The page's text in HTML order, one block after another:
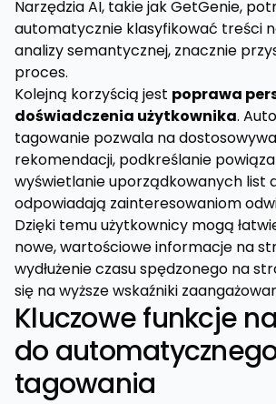
Narzędzia AI, takie jak GetGenie,
automatycznie klasyfikować treści
analizy semantycznej, znacznie
proces.
Kolejną korzyścią jest poprawa
doświadczenia użytkownika.
tagowanie pozwala na
rekomendacji, podkreślanie
wyświetlanie uporządkowanych list
odpowiadają zainteresowaniom
Dzięki temu użytkownicy mogą
nowe, wartościowe informacje na
wydłużenie czasu spędzonego na
się na wyższe wskaźniki
Kluczowe funkcje
do
tagowania